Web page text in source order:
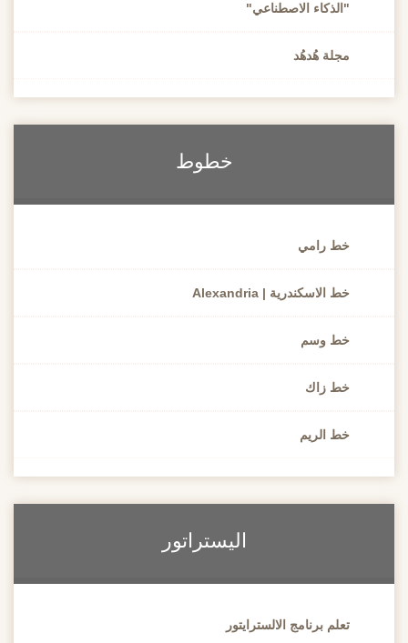
"الذكاء الاصطناعي"
مجلة هُدهُد
خطوط
خط رامي
خط الاسكندرية | Alexandria
خط وسم
خط زاك
خط الريم
اليستراتور
تعلم برنامج الالسترايتور